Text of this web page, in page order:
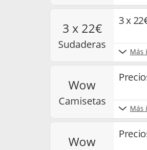
3 x 22€
sudaderas
3 x
Más
wow
camisetas
Más
wow